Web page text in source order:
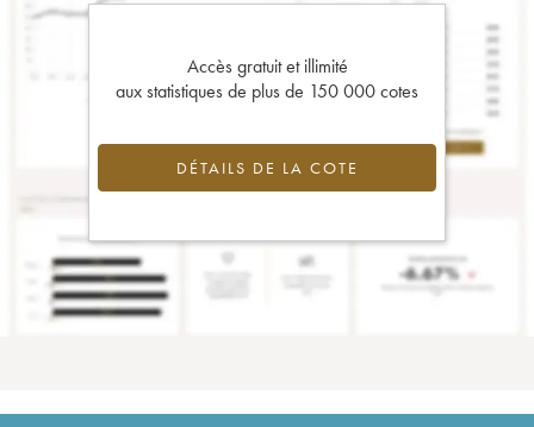
Accès gratuit et illimité
aux statistiques de plus de 150 000 cotes
DÉTAILS DE LA COTE